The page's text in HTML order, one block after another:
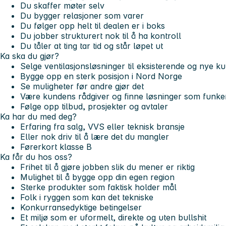
Du skaffer møter selv
Du bygger relasjoner som varer
Du følger opp helt til dealen er i boks
Du jobber strukturert nok til å ha kontroll
Du tåler at ting tar tid og står løpet ut
Ka ska du gjør?
Selge ventilasjonsløsninger til eksisterende og nye
Bygge opp en sterk posisjon i Nord Norge
Se muligheter før andre gjør det
Være kundens rådgiver og finne løsninger som
Følge opp tilbud, prosjekter og avtaler
Ka har du med deg?
Erfaring fra salg, VVS eller teknisk bransje
Eller nok driv til å lære det du mangler
Førerkort klasse B
Ka får du hos oss?
Frihet til å gjøre jobben slik du mener er riktig
Mulighet til å bygge opp din egen region
Sterke produkter som faktisk holder mål
Folk i ryggen som kan det tekniske
Konkurransedyktige betingelser
Et miljø som er uformelt, direkte og uten bullshit